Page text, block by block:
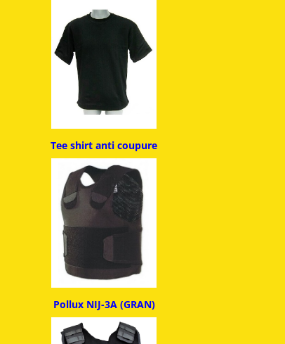
Tee shirt anti coupure
Pollux NIJ-3A (GRAN)